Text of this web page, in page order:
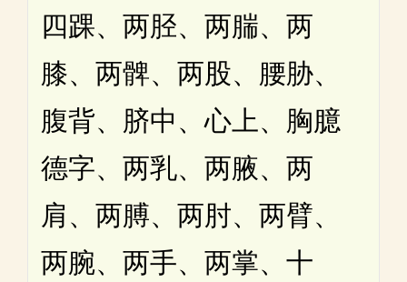
四踝、两胫、两腨、两
膝、两髀、两股、腰胁、
腹背、脐中、心上、胸臆
德字、两乳、两腋、两
肩、两膊、两肘、两臂、
两腕、两手、两掌、十